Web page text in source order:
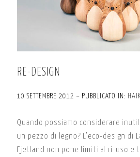
RE-DESIGN
10 SETTEMBRE 2012 – PUBBLICATO IN:
Quando possiamo considerare
un pezzo di legno? L’eco-design di
Fjetland non pone limiti al ri-uso e